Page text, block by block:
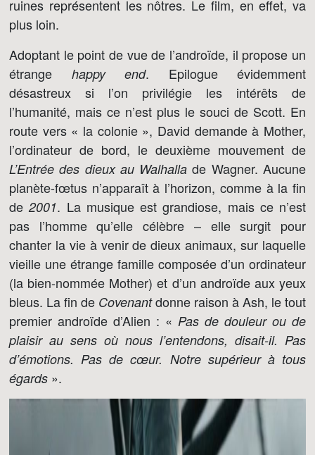
ruines représentent les nôtres. Le film, en effet, va
plus loin.
Adoptant le point de vue de l’androïde, il propose un
étrange happy end. Epilogue évidemment
désastreux si l’on privilégie les intérêts de
l’humanité, mais ce n’est plus le souci de Scott. En
route vers « la colonie », David demande à Mother,
l’ordinateur de bord, le deuxième mouvement de
L’Entrée des dieux au Walhalla de Wagner. Aucune
planète-fœtus n’apparaît à l’horizon, comme à la fin
de2001. La musique est grandiose, mais ce n’est
pas l’homme qu’elle célèbre – elle surgit pour
chanter la vie à venir de dieux animaux, sur laquelle
vieille une étrange famille composée d’un ordinateur
(la bien-nommée Mother) et d’un androïde aux yeux
bleus. La fin de Covenantdonne raison à Ash, le tout
premier androïde d’Alien : « Pas de douleur ou de
plaisir au sens où nous l’entendons, disait-il. Pas
d’émotions. Pas de cœur. Notre supérieur à tous
égards ».